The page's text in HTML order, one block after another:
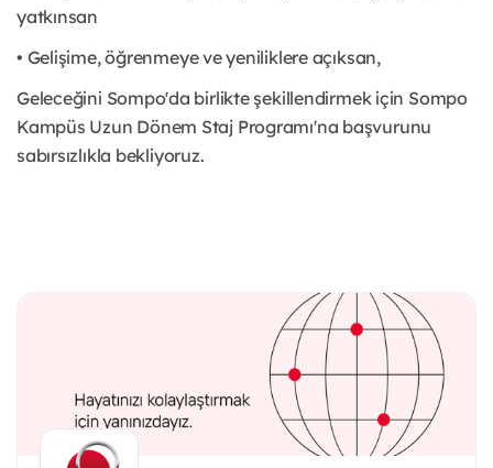
yatkınsan
• Gelişime, öğrenmeye ve yeniliklere açıksan,
Geleceğini Sompo'da birlikte şekillendirmek için Sompo
Kampüs Uzun Dönem Staj Programı'na başvurunu
sabırsızlıkla bekliyoruz.